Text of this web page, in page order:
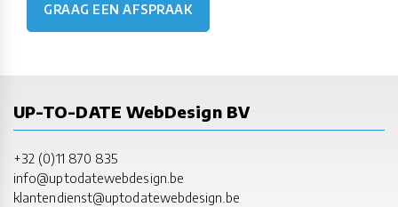
GRAAG EEN AFSPRAAK
UP-TO-DATE WebDesign BV
+32 (0)11 870 835
info@uptodatewebdesign.be
klantendienst@uptodatewebdesign.be